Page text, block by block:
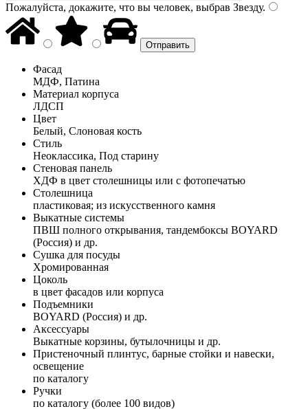
Пожалуйста, докажите, что вы человек, выбрав Звезду.
Фасад
МДФ, Патина
Материал корпуса
ЛДСП
Цвет
Белый, Слоновая кость
Стиль
Неоклассика, Под старину
Стеновая панель
ХДФ в цвет столешницы или с фотопечатью
Столешница
пластиковая; из искусственного камня
Выкатные системы
ПВШ полного открывания, тандембоксы BOYARD
(Россия) и др.
Сушка для посуды
Хромированная
Цоколь
в цвет фасадов или корпуса
Подъемники
BOYARD (Россия) и др.
Аксессуары
Выкатные корзины, бутылочницы и др.
Пристеночный плинтус, барные стойки и навески,
освещение
по каталогу
Ручки
по каталогу (более 100 видов)